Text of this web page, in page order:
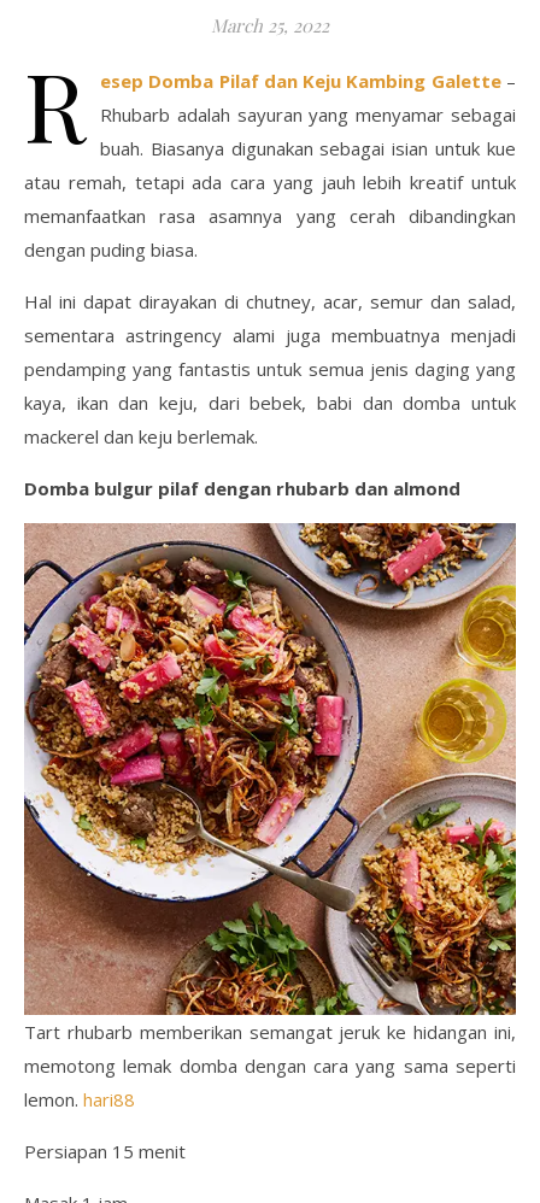
March 25, 2022
R esep Domba Pilaf dan Keju Kambing Galette–
Rhubarb adalah sayuran yang menyamar sebagai
buah. Biasanya digunakan sebagai isian untuk kue
atau remah, tetapi ada cara yang jauh lebih kreatif untuk
memanfaatkan rasa asamnya yang cerah dibandingkan
dengan puding biasa.
Hal ini dapat dirayakan di chutney, acar, semur dan salad,
sementara astringency alami juga membuatnya menjadi
pendamping yang fantastis untuk semua jenis daging yang
kaya, ikan dan keju, dari bebek, babi dan domba untuk
mackerel dan keju berlemak.
Domba bulgur pilaf dengan rhubarb dan almond
Tart rhubarb memberikan semangat jeruk ke hidangan ini,
memotong lemak domba dengan cara yang sama seperti
lemon. hari88
Persiapan 15 menit